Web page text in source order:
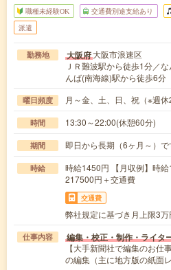
職種未経験OK 交通費別途支給あり
派遣
勤務地 大阪府大阪市浪速区
ＪＲ難波駅から徒歩1分／
んば(南海線)駅から徒歩6分
曜日頻度 月～金、土、日、祝（※週休
時間 13:30～22:00(休憩60分)
期間 即日から長期（6ヶ月～）で
時給
時給1450円 【月収例】時
217500円＋交通費
交通費
弊社規定に基づき月上限3万
仕事内容 編集・校正・制作・ライタ
【大手新聞社で編集のお仕
の編集（主に地方版の紙面